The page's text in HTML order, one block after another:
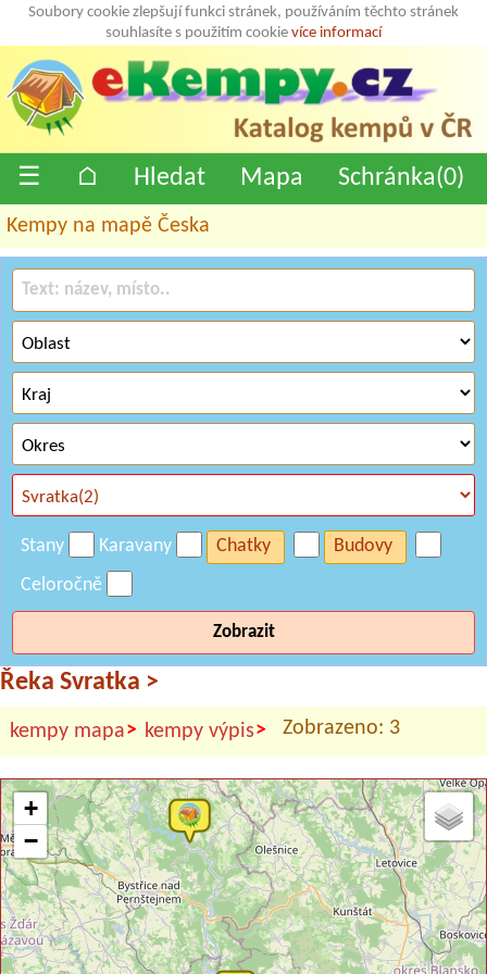
Soubory cookie zlepšují funkci stránek, používáním těchto stránek
souhlasíte s použitím cookie více informací
☰ ⌂ Hledat Mapa Schránka(0)
Kempy na mapě Česka
Stany Karavany Chatky
Budovy
Celoročně
Zobrazit
Řeka Svratka >
kempy mapa> kempy výpis> Zobrazeno: 3
+
−